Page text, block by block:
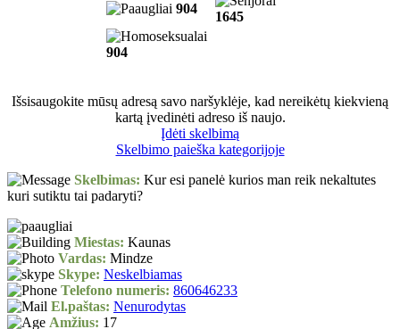
904
1645
904
Išsisaugokite mūsų adresą savo naršyklėje, kad nereikėtų kiekvieną
kartą įvedinėti adreso iš naujo.
Įdėti skelbimą
Skelbimo paieška kategorijoje
Skelbimas: Kur esi panelė kurios man reik nekaltutes
kuri sutiktu tai padaryti?
Miestas: Kaunas
Vardas: Mindze
Skype: Neskelbiamas
Telefono numeris: 860646233
El.paštas: Nenurodytas
Amžius: 17